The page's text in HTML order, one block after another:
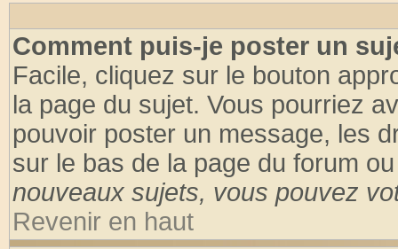
Comment puis-je poster un
Facile, cliquez sur le bouton
la page du sujet. Vous pourriez
pouvoir poster un message, les
sur le bas de la page du forum
nouveaux sujets, vous pouvez
Revenir en haut